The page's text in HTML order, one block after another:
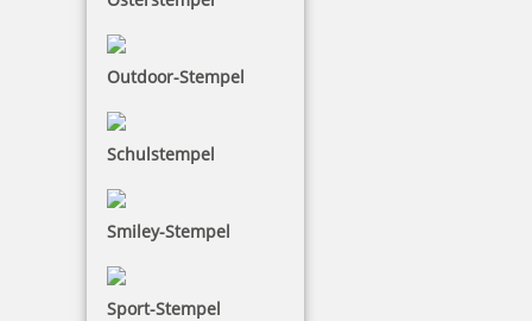
Outdoor-Stempel
Schulstempel
Smiley-Stempel
Sport-Stempel
Trodat Austauschkissen 6/4923 (Trodat 4923, 4930)